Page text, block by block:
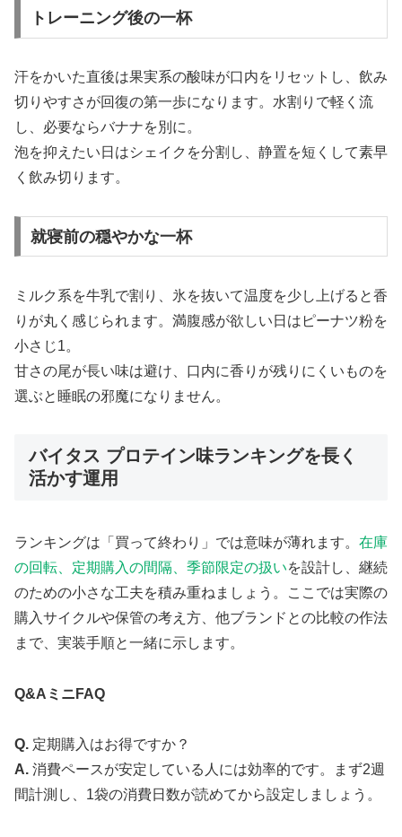
トレーニング後の一杯
汗をかいた直後は果実系の酸味が口内をリセットし、飲み
切りやすさが回復の第一歩になります。水割りで軽く流
し、必要ならバナナを別に。
泡を抑えたい日はシェイクを分割し、静置を短くして素早
く飲み切ります。
就寝前の穏やかな一杯
ミルク系を牛乳で割り、氷を抜いて温度を少し上げると香
りが丸く感じられます。満腹感が欲しい日はピーナツ粉を
小さじ1。
甘さの尾が長い味は避け、口内に香りが残りにくいものを
選ぶと睡眠の邪魔になりません。
バイタス プロテイン味ランキングを長く
活かす運用
ランキングは「買って終わり」では意味が薄れます。 在庫
の回転、定期購入の間隔、季節限定の扱いを設計し、継続
のための小さな工夫を積み重ねましょう。ここでは実際の
購入サイクルや保管の考え方、他ブランドとの比較の作法
まで、実装手順と一緒に示します。
Q&AミニFAQ
Q. 定期購入はお得ですか？
A. 消費ペースが安定している人には効率的です。まず2週
間計測し、1袋の消費日数が読めてから設定しましょう。